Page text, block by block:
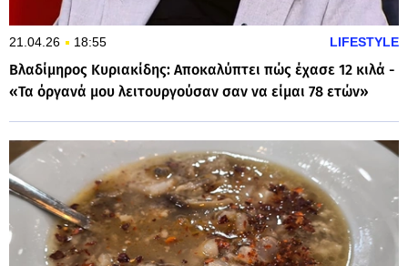
21.04.26 18:55 LIFESTYLE
Βλαδίμηρος Κυριακίδης: Αποκαλύπτει πώς έχασε 12 κιλά -
«Τα όργανά μου λειτουργούσαν σαν να είμαι 78 ετών»